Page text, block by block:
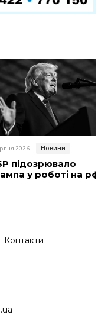
2026 Новини
підозрювало
у роботі на рф
Контакти